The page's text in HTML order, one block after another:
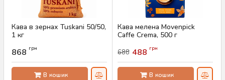
Кава в зернах Tuskani 50/50,
1 кг
868 грн
В кошик
Кава мелена Movenpick
Caffe Crema, 500 г
688 488 грн
В кошик